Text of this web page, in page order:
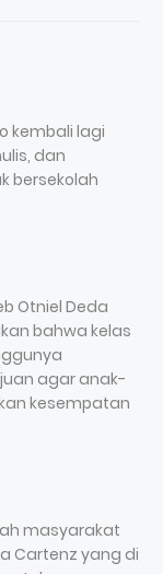
kembali lagi
dan
bersekolah
Otniel Deda
bahwa kelas
agar anak-
kesempatan
masyarakat
Cartenz yang di